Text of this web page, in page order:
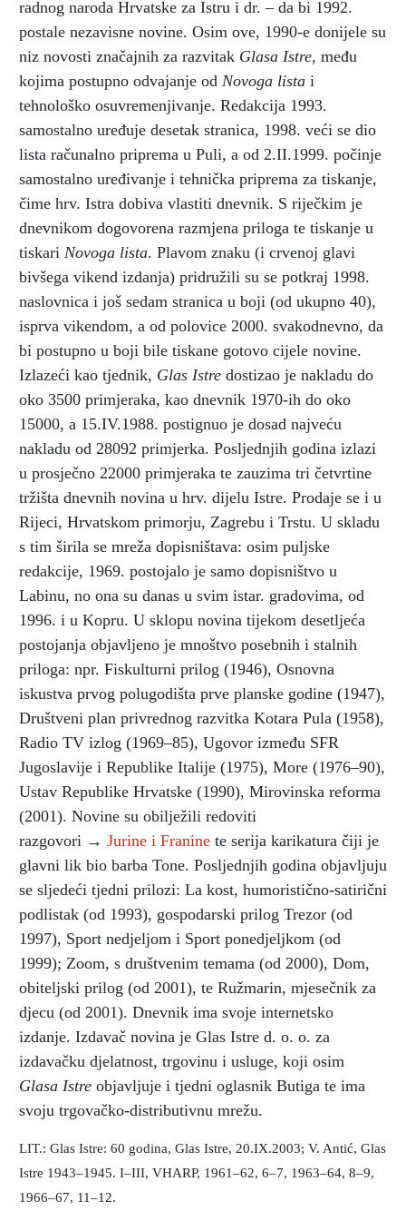
radnog naroda Hrvatske za Istru i dr. – da bi 1992.
postale nezavisne novine. Osim ove, 1990-e donijele su
niz novosti značajnih za razvitak Glasa Istre, među
kojima postupno odvajanje od Novoga lista i
tehnološko osuvremenjivanje. Redakcija 1993.
samostalno uređuje desetak stranica, 1998. veći se dio
lista računalno priprema u Puli, a od 2.II.1999. počinje
samostalno uređivanje i tehnička priprema za tiskanje,
čime hrv. Istra dobiva vlastiti dnevnik. S riječkim je
dnevnikom dogovorena razmjena priloga te tiskanje u
tiskari Novoga lista. Plavom znaku (i crvenoj glavi
bivšega vikend izdanja) pridružili su se potkraj 1998.
naslovnica i još sedam stranica u boji (od ukupno 40),
isprva vikendom, a od polovice 2000. svakodnevno, da
bi postupno u boji bile tiskane gotovo cijele novine.
Izlazeći kao tjednik, Glas Istre dostizao je nakladu do
oko 3500 primjeraka, kao dnevnik 1970-ih do oko
15000, a 15.IV.1988. postignuo je dosad najveću
nakladu od 28092 primjerka. Posljednjih godina izlazi
u prosječno 22000 primjeraka te zauzima tri četvrtine
tržišta dnevnih novina u hrv. dijelu Istre. Prodaje se i u
Rijeci, Hrvatskom primorju, Zagrebu i Trstu. U skladu
s tim širila se mreža dopisništava: osim puljske
redakcije, 1969. postojalo je samo dopisništvo u
Labinu, no ona su danas u svim istar. gradovima, od
1996. i u Kopru. U sklopu novina tijekom desetljeća
postojanja objavljeno je mnoštvo posebnih i stalnih
priloga: npr. Fiskulturni prilog (1946), Osnovna
iskustva prvog polugodišta prve planske godine (1947),
Društveni plan privrednog razvitka Kotara Pula (1958),
Radio TV izlog (1969–85), Ugovor između SFR
Jugoslavije i Republike Italije (1975), More (1976–90),
Ustav Republike Hrvatske (1990), Mirovinska reforma
(2001). Novine su obilježili redoviti
razgovori → Jurine i Franine te serija karikatura čiji je
glavni lik bio barba Tone. Posljednjih godina objavljuju
se sljedeći tjedni prilozi: La kost, humoristično-satirični
podlistak (od 1993), gospodarski prilog Trezor (od
1997), Sport nedjeljom i Sport ponedjeljkom (od
1999); Zoom, s društvenim temama (od 2000), Dom,
obiteljski prilog (od 2001), te Ružmarin, mjesečnik za
djecu (od 2001). Dnevnik ima svoje internetsko
izdanje. Izdavač novina je Glas Istre d. o. o. za
izdavačku djelatnost, trgovinu i usluge, koji osim
Glasa Istre objavljuje i tjedni oglasnik Butiga te ima
svoju trgovačko-distributivnu mrežu.
LIT.: Glas Istre: 60 godina, Glas Istre, 20.IX.2003; V. Antić, Glas
Istre 1943–1945. I–III, VHARP, 1961–62, 6–7, 1963–64, 8–9,
1966–67, 11–12.